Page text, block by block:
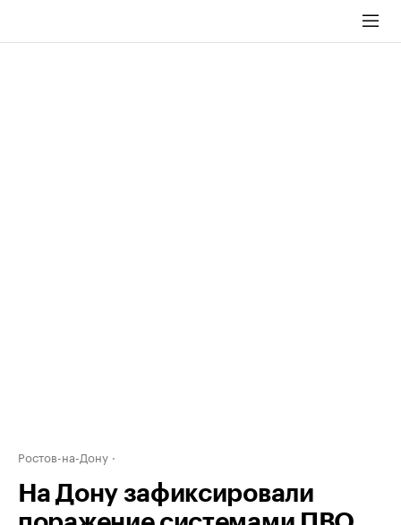
Ростов-на-Дону
На Дону зафиксировали